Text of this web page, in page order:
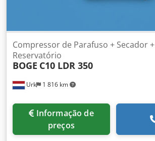
Urk 1 816 km
Compressor de Parafuso + Secador +
Reservatório
BOGE C10 LDR 350
preços